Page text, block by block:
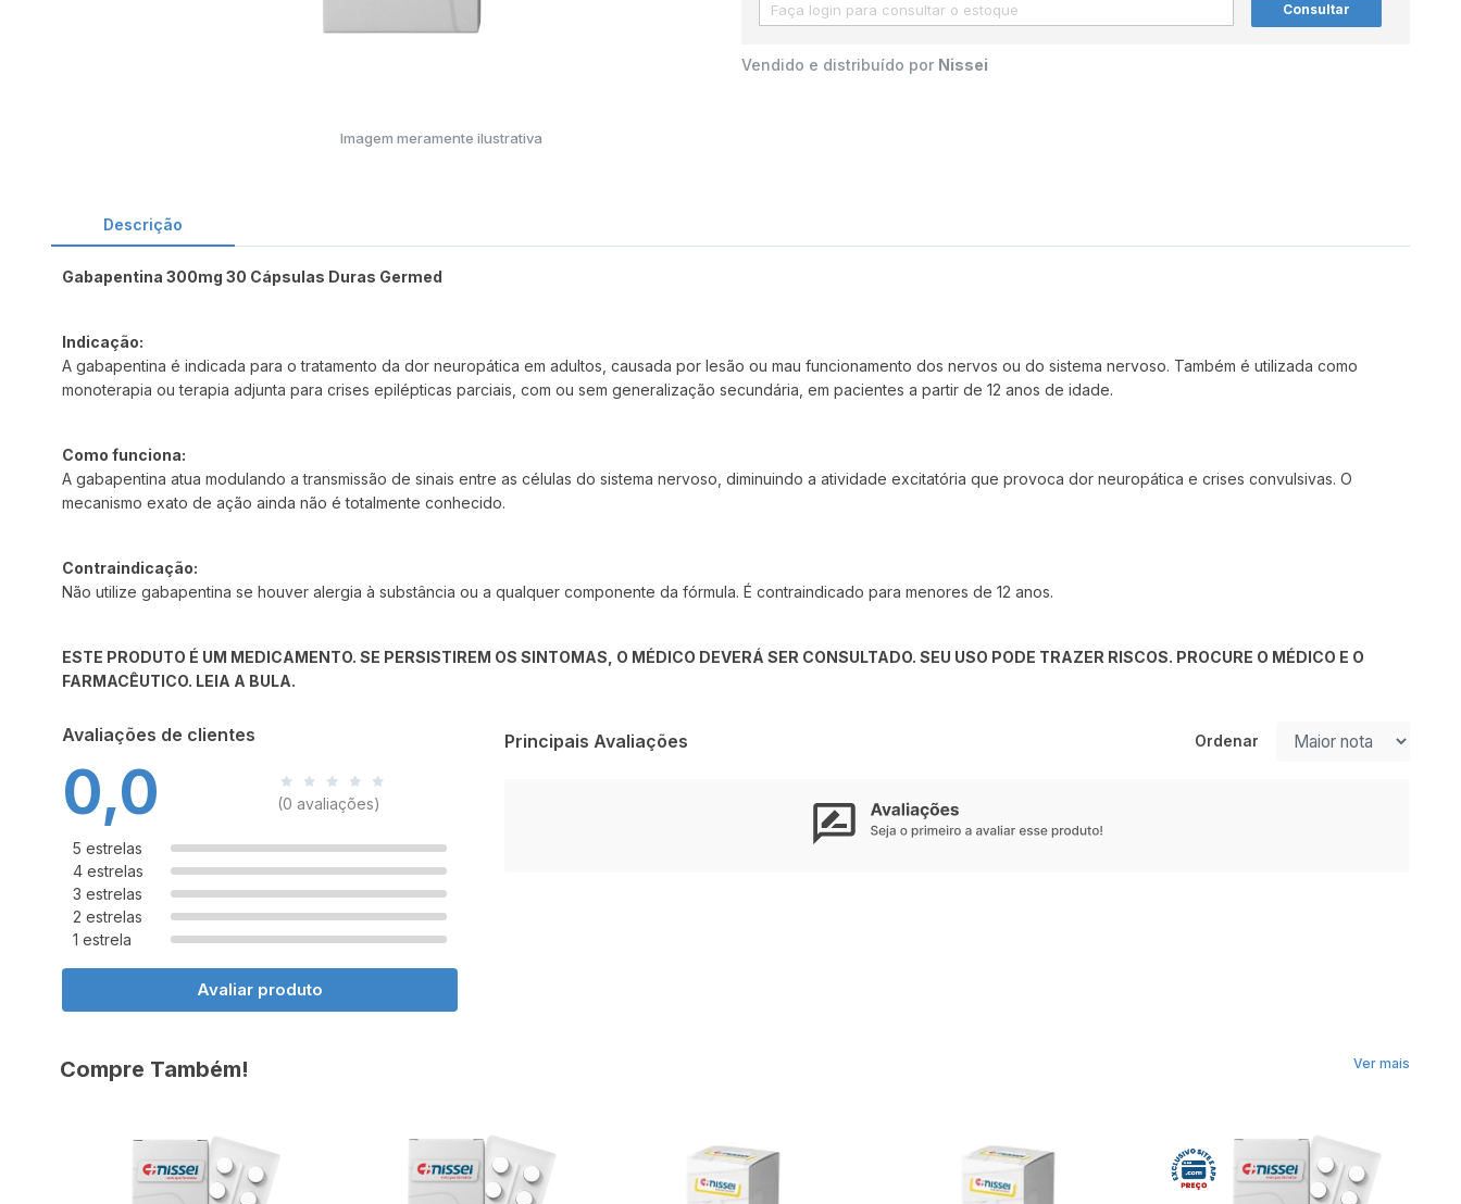
Imagem meramente ilustrativa
Consultar
Vendido e distribuído por Nissei
Descrição
Gabapentina 300mg 30 Cápsulas Duras Germed
Indicação:
A gabapentina é indicada para o tratamento da dor neuropática em adultos, causada por lesão ou mau funcionamento dos nervos ou do sistema nervoso. Também é utilizada como
monoterapia ou terapia adjunta para crises epilépticas parciais, com ou sem generalização secundária, em pacientes a partir de 12 anos de idade.
Como funciona:
A gabapentina atua modulando a transmissão de sinais entre as células do sistema nervoso, diminuindo a atividade excitatória que provoca dor neuropática e crises convulsivas. O
mecanismo exato de ação ainda não é totalmente conhecido.
Contraindicação:
Não utilize gabapentina se houver alergia à substância ou a qualquer componente da fórmula. É contraindicado para menores de 12 anos.
ESTE PRODUTO É UM MEDICAMENTO. SE PERSISTIREM OS SINTOMAS, O MÉDICO DEVERÁ SER CONSULTADO. SEU USO PODE TRAZER RISCOS. PROCURE O MÉDICO E O
FARMACÊUTICO. LEIA A BULA.
Avaliações de clientes
0,0 (0 avaliações)
5 estrelas
4 estrelas
3 estrelas
2 estrelas
1 estrela
Avaliar produto
Principais Avaliações Ordenar
Ver mais
Compre Também!